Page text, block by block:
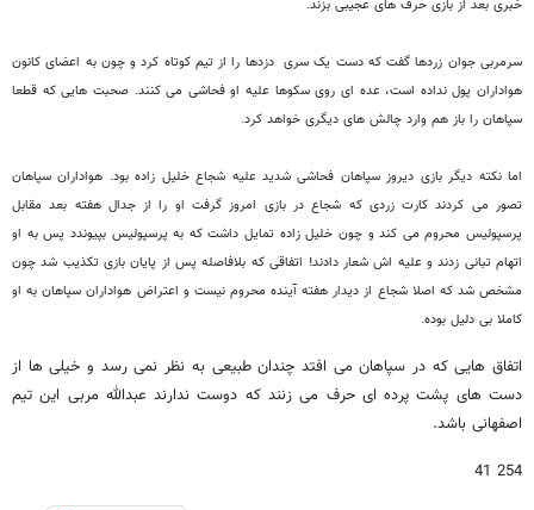
خبری بعد از بازی حرف های عجیبی بزند.
سرمربی جوان زردها گفت که دست یک سری دزدها را از تیم کوتاه کرد و چون به اعضای کانون
هواداران پول نداده است، عده ای روی سکوها علیه او فحاشی می کنند. صحبت هایی که قطعا
سپاهان را باز هم وارد چالش های دیگری خواهد کرد.
اما نکته دیگر بازی دیروز سپاهان فحاشی شدید علیه شجاع خلیل زاده بود. هواداران سپاهان
تصور می کردند کارت زردی که شجاع در بازی امروز گرفت او را از جدال هفته بعد مقابل
پرسپولیس محروم می کند و چون خلیل زاده تمایل داشت که به پرسپولیس بپیوندد پس به او
اتهام تبانی زدند و علیه اش شعار دادند! اتفاقی که بلافاصله پس از پایان بازی تکذیب شد چون
مشخص شد که اصلا شجاع از دیدار هفته آینده محروم نیست و اعتراض هواداران سپاهان به او
کاملا بی دلیل بوده.
اتفاق هایی که در سپاهان می افتد چندان طبیعی به نظر نمی رسد و خیلی ها از
دست های پشت پرده ای حرف می زنند که دوست ندارند عبدالله مربی این تیم
اصفهانی باشد.
254 41